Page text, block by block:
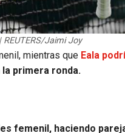
Jaimi Joy
mientras que Eala
primera ronda.
femenil, haciendo